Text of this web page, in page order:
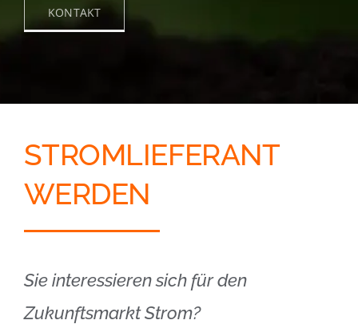
KONTAKT
STROMLIEFERANT
WERDEN
Sie interessieren sich für den
Zukunftsmarkt Strom?